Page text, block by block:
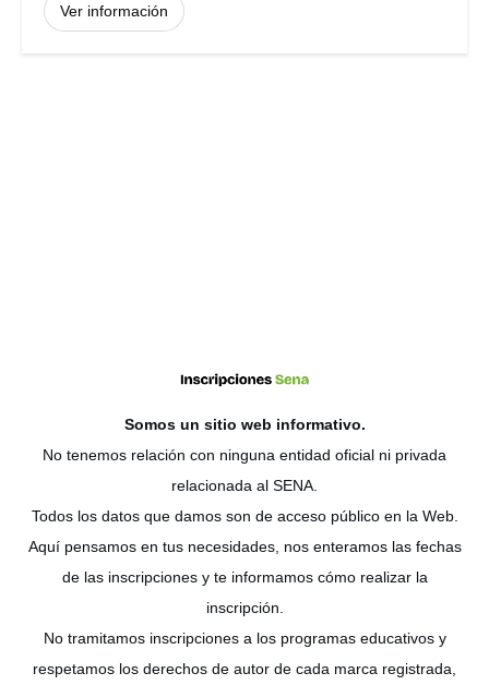
Ver información
Somos un sitio web informativo.
No tenemos relación con ninguna entidad oficial ni privada
relacionada al SENA.
Todos los datos que damos son de acceso público en la Web.
Aquí pensamos en tus necesidades, nos enteramos las fechas
de las inscripciones y te informamos cómo realizar la
inscripción.
No tramitamos inscripciones a los programas educativos y
respetamos los derechos de autor de cada marca registrada,